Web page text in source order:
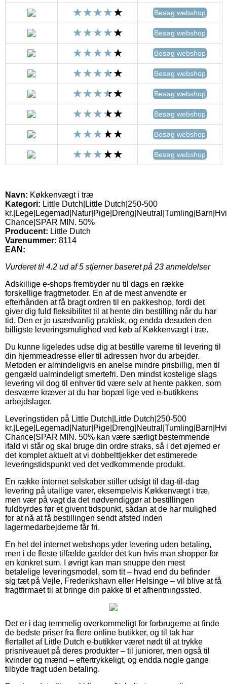
Besøg webshop
Besøg webshop
Besøg webshop
Besøg webshop
Besøg webshop
Besøg webshop
Besøg webshop
Besøg webshop
Navn: Køkkenvægt i træ
Kategori: Little Dutch|Little Dutch|250-500
Chance|SPAR MIN. 50%
Producent: Little Dutch
Varenummer: 8114
EAN:
Vurderet til 4.2 ud af 5 stjerner baseret på 23 anmeldelser
Adskillige e-shops frembyder nu til dags en række
forskellige fragtmetoder. En af de mest anvendte er
efterhånden at få bragt ordren til en pakkeshop, fordi det
giver dig fuld fleksibilitet til at hente din bestilling når du har
tid. Den er jo usædvanlig praktisk, og endda desuden den
billigste leveringsmulighed ved køb af Køkkenvægt i træ.
Du kunne ligeledes udse dig at bestille varerne til levering til
din hjemmeadresse eller til adressen hvor du arbejder.
Metoden er almindeligvis en anelse mindre prisbillig, men til
gengæld ualmindeligt smertefri. Den mindst kostelige slags
levering vil dog til enhver tid være selv at hente pakken, som
desværre kræver at du har bopæl lige ved e-butikkens
arbejdslager.
Leveringstiden på Little Dutch|Little Dutch|250-500
Chance|SPAR MIN. 50% kan være særligt bestemmende
ifald vi står og skal bruge din ordre straks, så i det øjemed er
det komplet aktuelt at vi dobbelttjekker det estimerede
leveringstidspunkt ved det vedkommende produkt.
En række internet selskaber stiller udsigt til dag-til-dag
levering på utallige varer, eksempelvis Køkkenvægt i træ,
men vær på vagt da det nødvendiggør at bestillingen
fuldbyrdes før et givent tidspunkt, sådan at de har mulighed
for at nå at få bestillingen sendt afsted inden
lagermedarbejderne får fri.
En hel del internet webshops yder levering uden betaling,
men i de fleste tilfælde gælder det kun hvis man shopper for
en konkret sum. I øvrigt kan man snuppe den mest
betalelige leveringsmodel, som tit – hvad end du befinder
sig tæt på Vejle, Frederikshavn eller Helsinge – vil blive at få
fragtfirmaet til at bringe din pakke til et afhentningssted.
Det er i dag temmelig overkommeligt for forbrugerne at finde
de bedste priser fra flere online butikker, og til tak har
flertallet af Little Dutch e-butikker været nødt til at trykke
prisniveauet på deres produkter – til juniorer, men også til
kvinder og mænd – eftertrykkeligt, og endda nogle gange
tilbyde fragt uden betaling.